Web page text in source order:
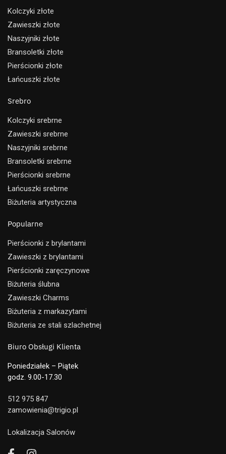
Kolczyki złote
Zawieszki złote
Naszyjniki złote
Bransoletki złote
Pierścionki złote
Łańcuszki złote
Srebro
Kolczyki srebrne
Zawieszki srebrne
Naszyjniki srebrne
Bransoletki srebrne
Pierścionki srebrne
Łańcuszki srebrne
Biżuteria artystyczna
Popularne
Pierścionki z brylantami
Zawieszki z brylantami
Pierścionki zaręczynowe
Biżuteria ślubna
Zawieszki Charms
Biżuteria z markazytami
Biżuteria ze stali szlachetnej
Biuro Obsługi Klienta
Poniedziałek – Piątek
godz. 9.00-17.30
512 975 847
zamowienia@trigio.pl
Lokalizacja Salonów